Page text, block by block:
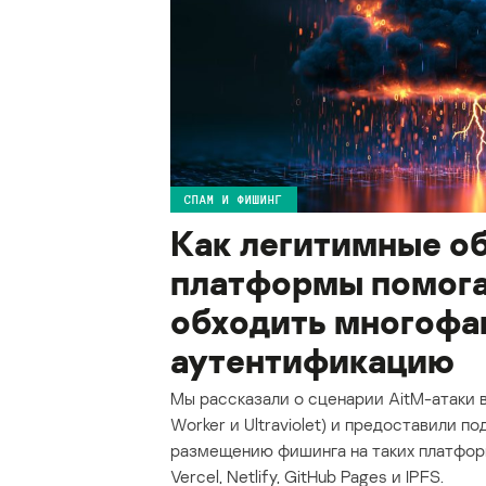
СПАМ И ФИШИНГ
Как легитимные
платформы
обходить
аутентификацию
Мы рассказали о сценарии AitM-атаки
Worker и Ultraviolet) и предоставили
размещению фишинга на таких
Vercel, Netlify, GitHub Pages и IPFS.